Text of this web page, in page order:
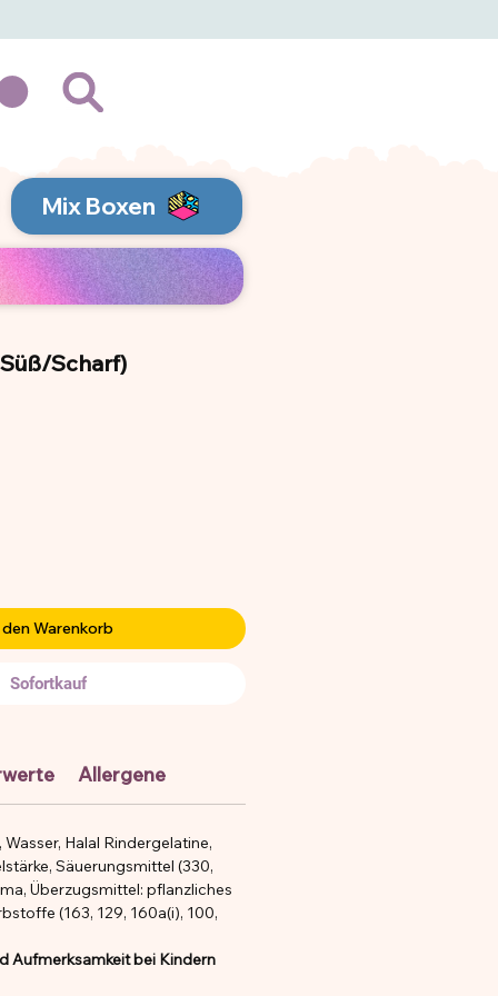
Mix Boxen
Scharf)
Warenkorb
Sofortkauf
Allergene
Halal Rindergelatine,
Säuerungsmittel (330,
Überzugsmittel: pflanzliches
(163, 129, 160a(i), 100,
Aufmerksamkeit bei Kindern